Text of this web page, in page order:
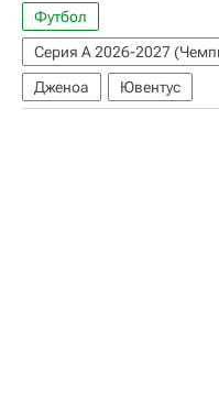
Футбол
Серия А 2026-2027
Дженоа
Ювентус